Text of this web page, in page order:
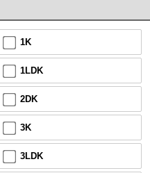
1K
1LDK
2DK
3K
3LDK